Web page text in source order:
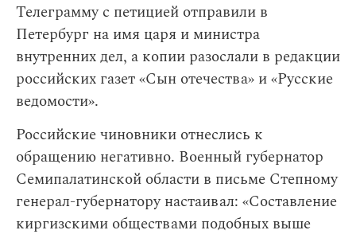
Телеграмму с петицией отправили в
Петербург на имя царя и министра
внутренних дел, а копии разослали в редакции
российских газет «Сын отечества» и «Русские
ведомости».
Российские чиновники отнеслись к
обращению негативно. Военный губернатор
Семипалатинской области в письме Степному
генерал-губернатору настаивал: «Составление
киргизскими обществами подобных выше